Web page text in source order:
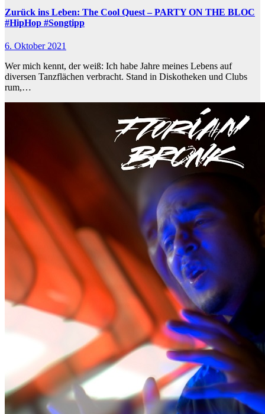
Zurück ins Leben: The Cool Quest – PARTY ON THE BLOC
#HipHop #Songtipp
6. Oktober 2021
Wer mich kennt, der weiß: Ich habe Jahre meines Lebens auf
diversen Tanzflächen verbracht. Stand in Diskotheken und Clubs
rum,…